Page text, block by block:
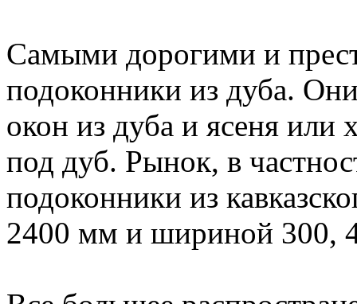
Самыми дорогими и
подоконники из дуба.
окон из дуба и ясеня
под дуб. Рынок, в
подоконники из
2400 мм и шириной 300,